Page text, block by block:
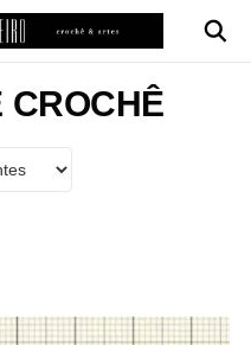
CROCHÊ